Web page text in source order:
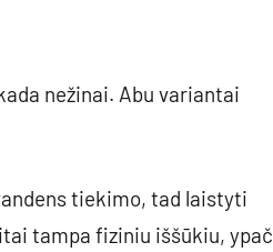
nežinai. Abu variantai
tiekimo, tad laistyti
tampa fiziniu iššūkiu, ypač